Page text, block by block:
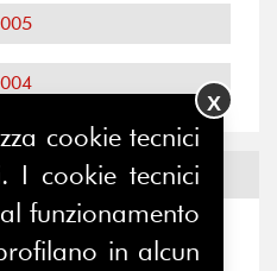
Eventi
Eventi
cookie tecnici
I cookie tecnici
funzionamento
in alcun
X